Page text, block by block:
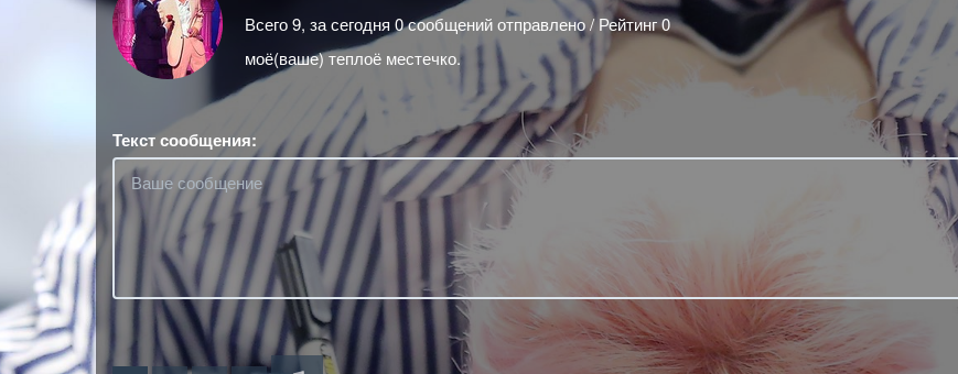
Всего 9, за сегодня 0 сообщений отправлено / Рейтинг 0
моё(ваше) теплоё местечко.
Текст сообщения: